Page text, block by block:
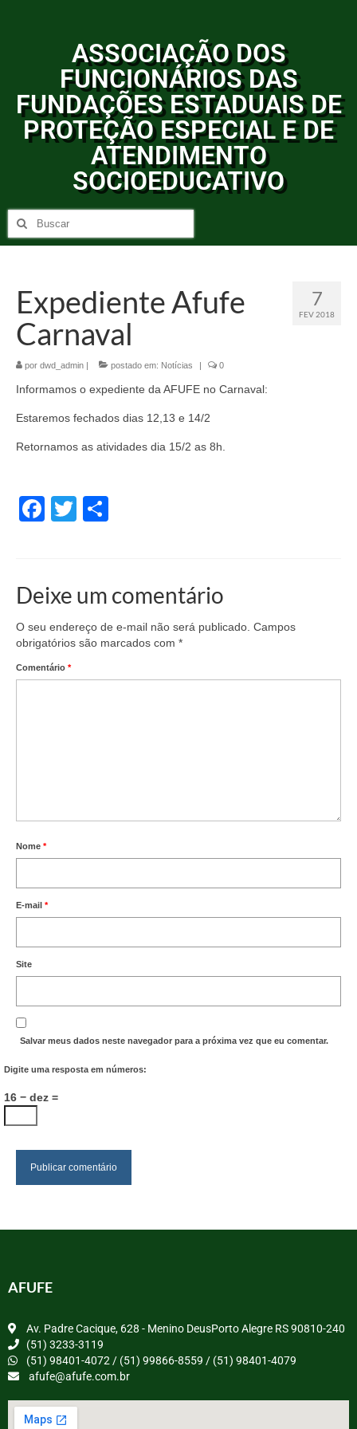
ASSOCIAÇÃO DOS
FUNCIONÁRIOS DAS
FUNDAÇÕES ESTADUAIS DE
PROTEÇÃO ESPECIAL E DE
ATENDIMENTO
SOCIOEDUCATIVO
7
FEV 2018
Expediente Afufe
Carnaval
por dwd_admin postado em: Notícias 0
Informamos o expediente da AFUFE no Carnaval:
Estaremos fechados dias 12,13 e 14/2
Retornamos as atividades dia 15/2 as 8h.
Facebook
Twitter
Deixe um comentário
O seu endereço de e-mail não será publicado. Campos
obrigatórios são marcados com *
Comentário *
Nome *
E-mail *
Site
Salvar meus dados neste navegador para a próxima vez que eu comentar.
Digite uma resposta em números:
16 − dez =
AFUFE
Av. Padre Cacique, 628 - Menino DeusPorto Alegre RS 90810-240
(51) 3233-3119
(51) 98401-4072 / (51) 99866-8559 / (51) 98401-4079
afufe@afufe.com.br